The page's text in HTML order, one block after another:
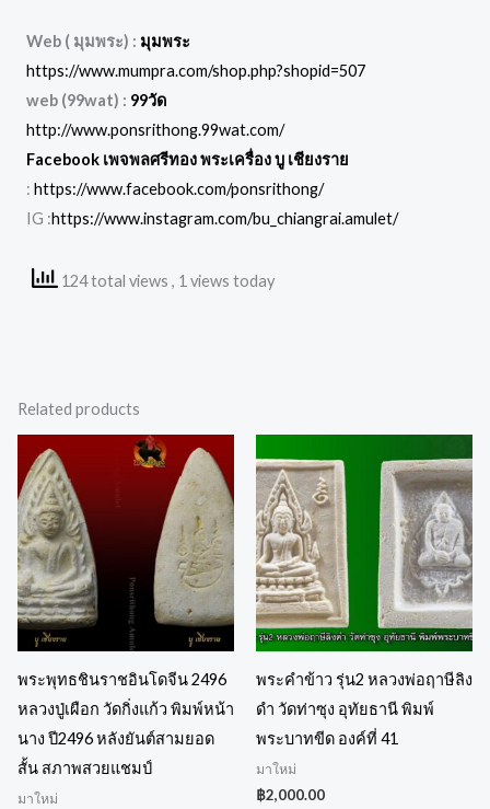
Web ( มุมพระ) : มุมพระ
https://www.mumpra.com/shop.php?shopid=507
web (99wat) : 99วัด
http://www.ponsrithong.99wat.com/
Facebook เพจพลศรีทอง พระเครื่อง บู เชียงราย
: https://www.facebook.com/ponsrithong/
IG :https://www.instagram.com/bu_chiangrai.amulet/
124 total views , 1 views today
Related products
พระพุทธชินราชอินโดจีน 2496
หลวงปู่เผือก วัดกิ่งแก้ว พิมพ์หน้า
นาง ปี2496 หลังยันต์สามยอด
สั้น สภาพสวยแชมป์
มาใหม่
พระคำข้าว รุ่น2 หลวงพ่อฤาษีลิง
ดำ วัดท่าซุง อุทัยธานี พิมพ์
พระบาทขีด องค์ที่ 41
มาใหม่
฿2,000.00